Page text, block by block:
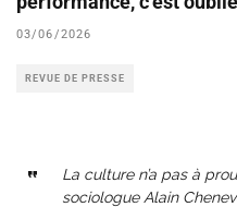
03/06/2026
REVUE DE PRESSE
La culture n’a pas à
sociologue Alain